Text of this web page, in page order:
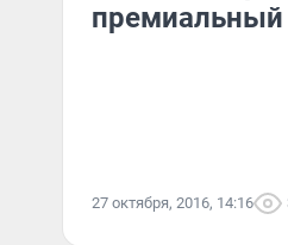
премиальный
27 октября, 2016, 14:16